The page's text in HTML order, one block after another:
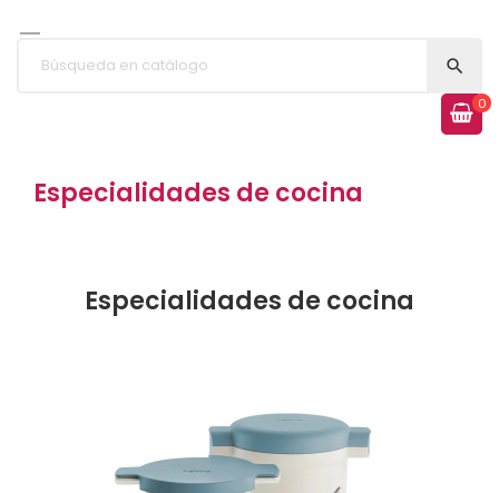


0
Especialidades de cocina
Especialidades de cocina